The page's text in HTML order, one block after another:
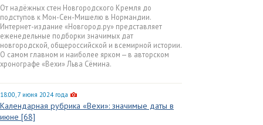
От надёжных стен Новгородского Кремля до
подступов к Мон-Сен-Мишелю в Нормандии.
Интернет-издание «Новгород.ру» представляет
еженедельные подборки значимых дат
новгородской, общероссийской и всемирной истории.
О самом главном и наиболее ярком — в авторском
хронографе «Вехи» Льва Сёмина.
18:00, 7 июня 2024 года
Календарная рубрика «Вехи»: значимые даты в
июне [68]